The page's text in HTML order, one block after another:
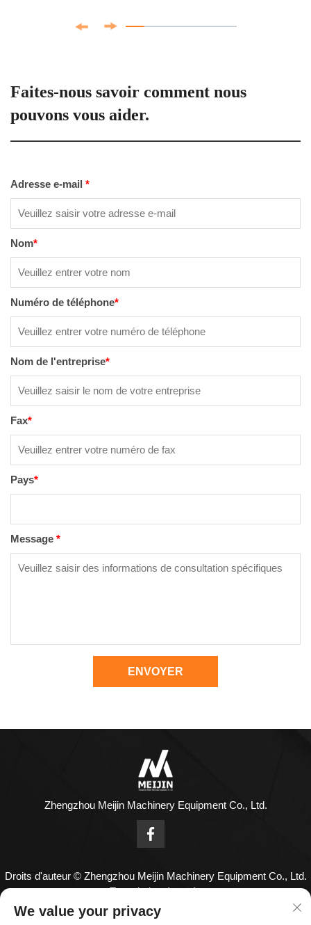
Faites-nous savoir comment nous
pouvons vous aider.
Adresse e-mail *
Nom*
Numéro de téléphone*
Nom de l'entreprise*
Fax*
Pays*
Message *
ENVOYER
Zhengzhou Meijin Machinery Equipment Co., Ltd.
Droits d'auteur © Zhengzhou Meijin Machinery Equipment Co., Ltd.
Tous droits réservés
Nous contacter
We value your privacy